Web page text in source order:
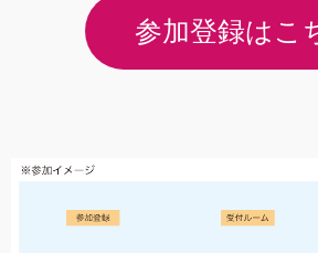
参加登録はこ